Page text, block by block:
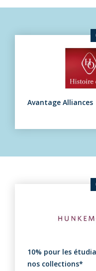
Avantage Alliances
10% pour les
nos collections*